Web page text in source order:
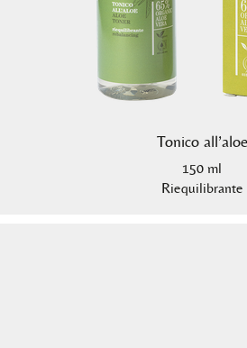
Tonico all’aloe
150 ml
Riequilibrante